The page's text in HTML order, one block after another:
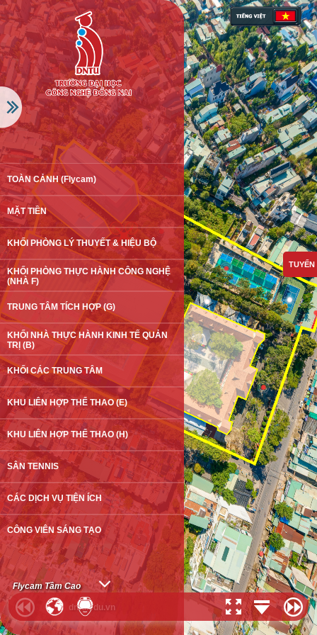
TUYẾN
Flycam Tầm Cao
TOÀN CẢNH (Flycam)
MẶT TIỀN
KHỐI PHÒNG LÝ THUYẾT & HIỆU BỘ
KHỐI PHÒNG THỰC HÀNH CÔNG NGHỆ
(NHÀ F)
TRUNG TÂM TÍCH HỢP (G)
KHỐI NHÀ THỰC HÀNH KINH TẾ QUẢN
TRỊ (B)
KHỐI CÁC TRUNG TÂM
KHU LIÊN HỢP THỂ THAO (E)
KHU LIÊN HỢP THỂ THAO (H)
SÂN TENNIS
CÁC DỊCH VỤ TIỆN ÍCH
CÔNG VIÊN SÁNG TẠO
DNTU VỀ ĐÊM
dntu.edu.vn